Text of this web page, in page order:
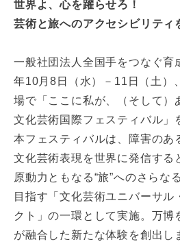
世界よ、心を躍らせろ！
芸術と旅へのアクセシビリティ
一般社団法人全国手をつなぐ育
年10月8日（水）－11日（土）
場で「ここに私が、（そして）
文化芸術国際フェスティバル」
本フェスティバルは、障害のあ
文化芸術表現を世界に発信する
原動力ともなる“旅”へのさらな
目指す「文化芸術ユニバーサル
クト」の一環として実施。万博
が融合した新たな体験を創出し